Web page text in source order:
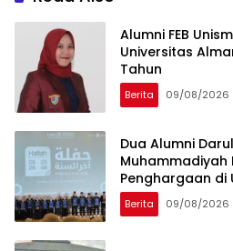
Alumni FEB
Universitas
Tahun
Berita 09/08/2026
Dua Alumni
Muhammadiyah
Penghargaan di
Berita 09/08/2026